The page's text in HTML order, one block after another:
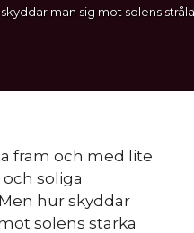
man sig mot solens
fram och med lite
soliga
hur skyddar
solens starka